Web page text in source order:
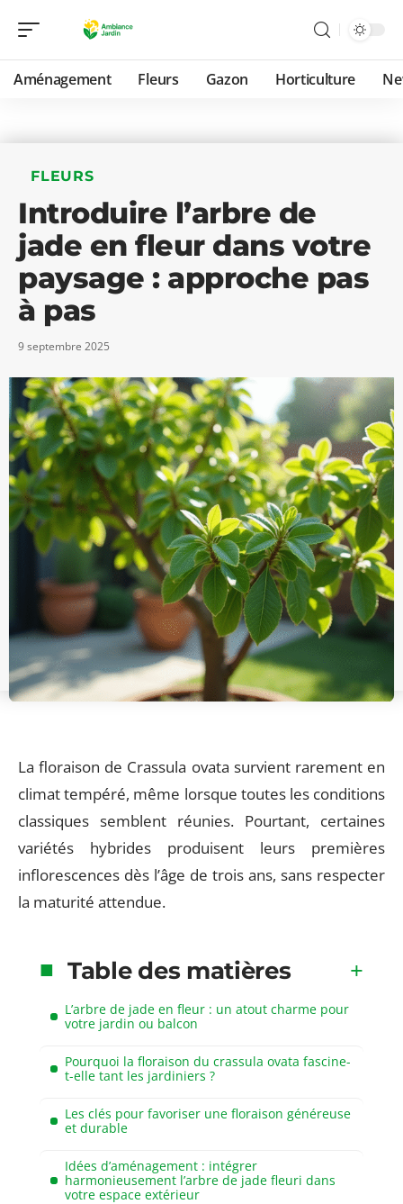
Aménagement Fleurs Gazon Horticulture
FLEURS
Introduire l’arbre de
jade en fleur dans votre
paysage : approche pas
à pas
9 septembre 2025
La floraison de Crassula ovata survient rarement en
climat tempéré, même lorsque toutes les conditions
classiques semblent réunies. Pourtant, certaines
variétés hybrides produisent leurs premières
inflorescences dès l’âge de trois ans, sans respecter
la maturité attendue.
Table des matières
L’arbre de jade en fleur : un atout charme pour
votre jardin ou balcon
Pourquoi la floraison du crassula ovata fascine-
t-elle tant les jardiniers ?
Les clés pour favoriser une floraison généreuse
et durable
Idées d’aménagement : intégrer
harmonieusement l’arbre de jade fleuri dans
votre espace extérieur